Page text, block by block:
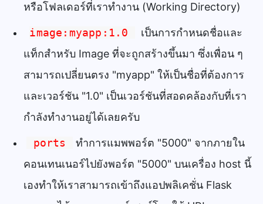
หรือโฟลเดอร์ที่เราทำงาน (Working Directory)
image:myapp:1.0
เป็นการกำหนดชื่อและ
แท็กสำหรับ Image ที่จะถูกสร้างขึ้นมา ซึ่งเพื่อน ๆ
สามารถเปลี่ยนตรง "myapp" ให้เป็นชื่อที่ต้องการ
และเวอร์ชัน "1.0" เป็นเวอร์ชันที่สอดคล้องกับที่เรา
กำลังทำงานอยู่ได้เลยครับ
ports
ทำการแมพพอร์ต "5000" จากภายใน
คอนเทนเนอร์ไปยังพอร์ต "5000" บนเครื่อง host นี้
เองทำให้เราสามารถเข้าถึงแอปพลิเคชั่น Flask